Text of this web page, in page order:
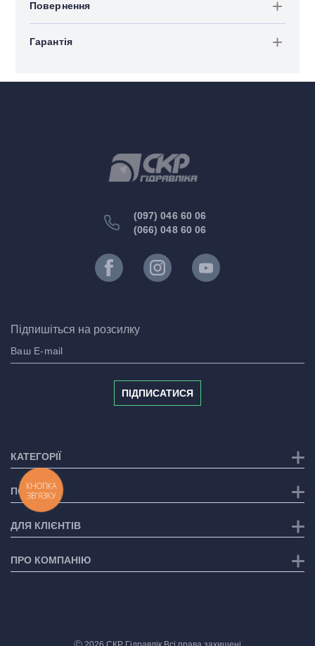
Повернення
Гарантія
(097) 046 60 06
(066) 048 60 06
Підпишіться на розсилку
ПІДПИСАТИСЯ
КАТЕГОРІЇ
ПОСЛУГИ
ДЛЯ КЛІЄНТІВ
ПРО КОМПАНІЮ
КНОПКА
ЗВ'ЯЗКУ